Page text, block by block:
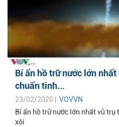
Bí ẩn hồ trữ nước lớn
chuẩn tinh...
23/02/2020 | VOVVN
Bí ẩn hồ trữ nước lớn nhất vũ
xôi